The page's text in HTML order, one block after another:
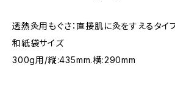
透熱灸用もぐさ：直接肌に灸をすえるタイ
和紙袋サイズ
300g用/縦:435mm.横:290mm